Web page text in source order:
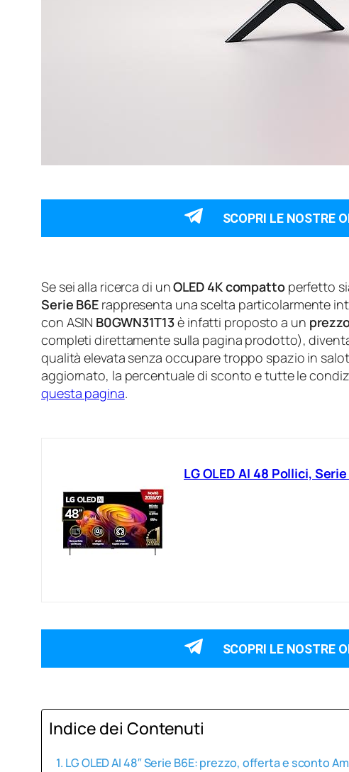
SCOPRI LE NOSTRE
Se sei alla ricerca di unOLED 4K compattoperfetto
Serie B6E rappresenta una scelta particolarmente
con ASIN B0GWN31T13è infatti proposto a un
completi direttamente sulla pagina prodotto),
qualità elevata senza occupare troppo spazio in
aggiornato, la percentuale di sconto e tutte le
questa pagina.
LG OLED AI 48 Pollici,
SCOPRI LE NOSTRE
Indice dei Contenuti
LG OLED AI 48″ Serie B6E: prezzo, offerta e sconto